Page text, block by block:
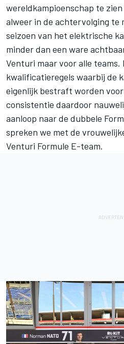
wereldkampioenschap te
alweer in de achtervolging te
seizoen van het elektrische
minder dan een ware
Venturi maar voor alle
kwalificatieregels waarbij de
eigenlijk bestraft worden
consistentie daardoor
aanloop naar de dubbele
spreken we met de
Venturi Formule E-team.